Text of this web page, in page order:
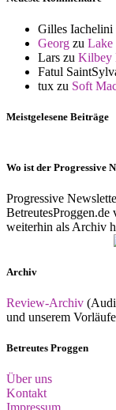
Gilles Iachelini
Georg zu Lake
Lars zu Kilbey
Fatul
tux zu Soft
Meistgelesene Beiträge
Wo ist der Progressive
Progressive
weiterhin als Archiv
Archiv
Review-Archiv
und unserem
Betreutes Proggen
Über uns
Kontakt